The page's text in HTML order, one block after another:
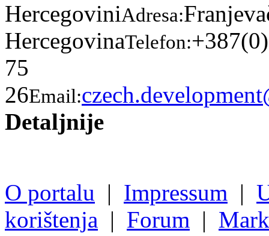
HercegoviniAdresa:
HercegovinaTelefon:
75
26Email:
Detaljnije
O portalu | Impressum |
korištenja | Forum |